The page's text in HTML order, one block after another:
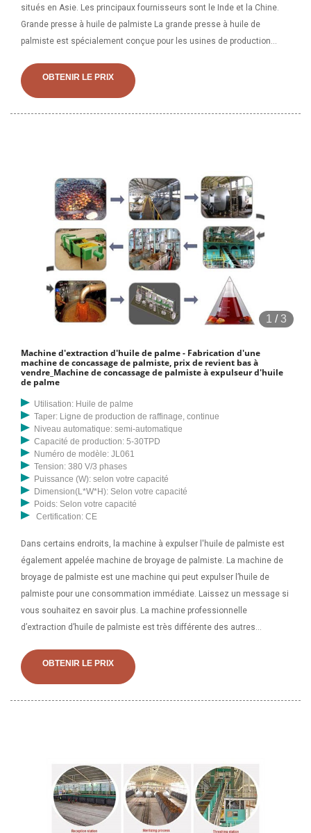
situés en Asie. Les principaux fournisseurs sont le Inde et la Chine.
Grande presse à huile de palmiste La grande presse à huile de
palmiste est spécialement conçue pour les usines de production
Il offre des performances de traitement de l'huile continues et
automatiques. C'est aussi le
OBTENIR LE PRIX
1 /3
Machine d'extraction d'huile de palme - Fabrication d'une
machine de concassage de palmiste, prix de revient bas à
vendre_Machine de concassage de palmiste à expulseur d'huile
de palme
Utilisation: Huile de palme
Taper: Ligne de production de raffinage, continue
Niveau automatique: semi-automatique
Capacité de production: 5-30TPD
Numéro de modèle: JL061
Tension: 380 V/3 phases
Puissance (W): selon votre capacité
Dimension(L*W*H): Selon votre capacité
Poids: Selon votre capacité
Certification: CE
Dans certains endroits, la machine à expulser l'huile de palmiste est
également appelée machine de broyage de palmiste. La machine de
broyage de palmiste est une machine qui peut expulser l’huile de
palmiste pour une consommation immédiate. Laissez un message si
vous souhaitez en savoir plus. La machine professionnelle
d’extraction d’huile de palmiste est très différente des autres
d’extraction d’huile de palmiste est spécialement conçue pour
extraire l’huile de palmiste. Laissez un message si vous souhaitez en
OBTENIR LE PRIX